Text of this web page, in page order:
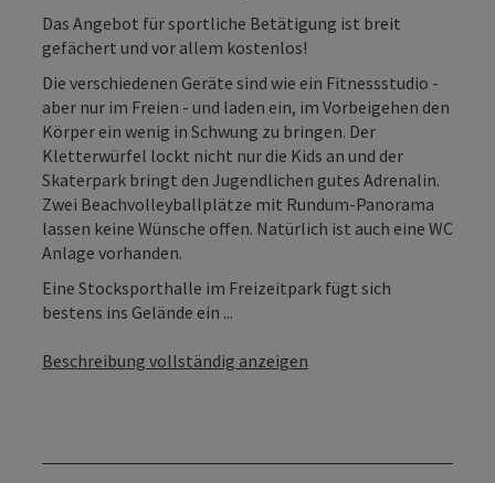
Das Angebot für sportliche Betätigung ist breit
gefächert und vor allem kostenlos!
Die verschiedenen Geräte sind wie ein Fitnessstudio -
aber nur im Freien - und laden ein, im Vorbeigehen den
Körper ein wenig in Schwung zu bringen. Der
Kletterwürfel lockt nicht nur die Kids an und der
Skaterpark bringt den Jugendlichen gutes Adrenalin.
Zwei Beachvolleyballplätze mit Rundum-Panorama
lassen keine Wünsche offen. Natürlich ist auch eine WC
Anlage vorhanden.
Eine Stocksporthalle im Freizeitpark fügt sich
bestens ins Gelände ein ...
Beschreibung vollständig anzeigen